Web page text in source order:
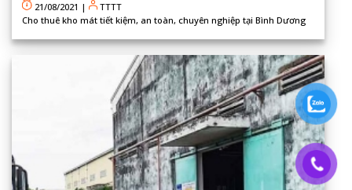
21/08/2021 |
TTTT
Cho thuê kho mát tiết kiệm, an toàn, chuyên nghiệp tại Bình Dương